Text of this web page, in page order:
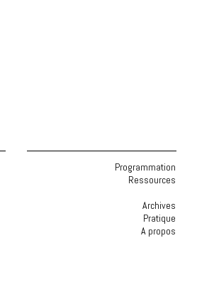
Programmation
Ressources
Archives
Pratique
A propos